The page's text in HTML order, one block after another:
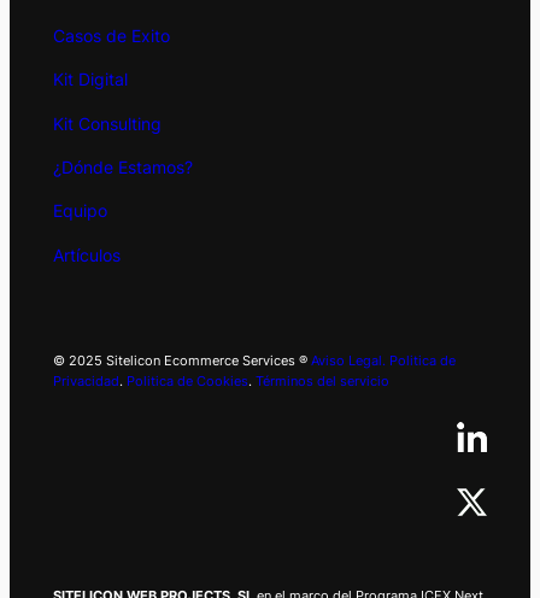
Casos de Exito
KitDigital
Kit Consulting
¿Dónde Estamos?
Equipo
Artículos
© 2025 Sitelicon Ecommerce Services ® Aviso Legal. Politica de
Privacidad. Politica de Cookies. Términos del servicio